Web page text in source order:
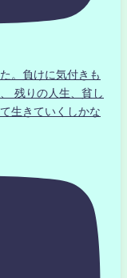
。負けに気付きも
残りの人生、貧し
生きていくしかな